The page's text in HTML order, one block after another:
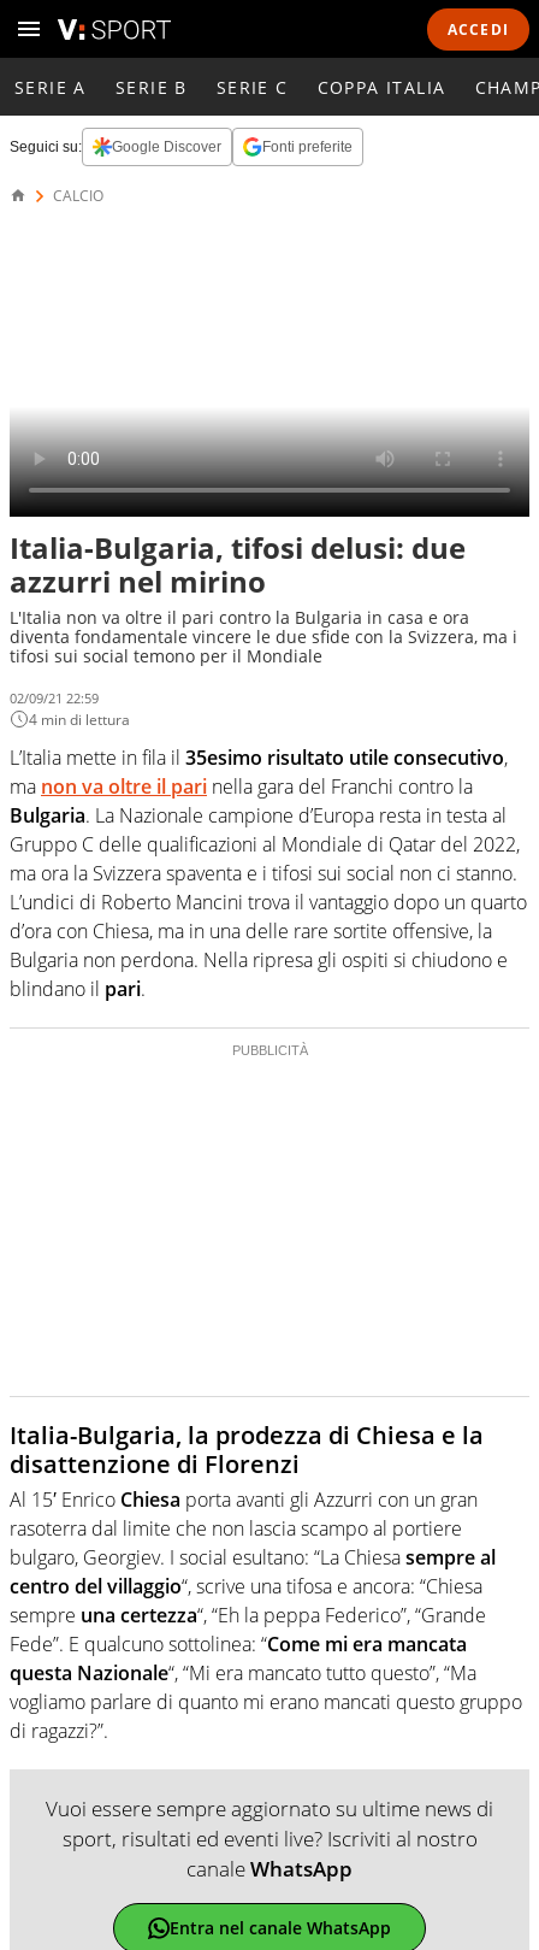
ACCEDI
SERIE A SERIE B SERIE C COPPA ITALIA
Seguici su: Google Discover Fonti preferite
CALCIO
Italia-Bulgaria, tifosi delusi: due
azzurri nel mirino
L'Italia non va oltre il pari contro la Bulgaria in casa e ora
diventa fondamentale vincere le due sfide con la Svizzera, ma i
tifosi sui social temono per il Mondiale
02/09/21 22:59
4 min di lettura
L’Italia mette in fila il 35esimo risultato utile consecutivo,
ma non va oltre il pari nella gara del Franchi contro la
Bulgaria. La Nazionale campione d’Europa resta in testa al
Gruppo C delle qualificazioni al Mondiale di Qatar del 2022,
ma ora la Svizzera spaventa e i tifosi sui social non ci stanno.
L’undici di Roberto Mancini trova il vantaggio dopo un quarto
d’ora con Chiesa, ma in una delle rare sortite offensive, la
Bulgaria non perdona. Nella ripresa gli ospiti si chiudono e
blindano il pari.
Italia-Bulgaria, la prodezza di Chiesa e la
disattenzione di Florenzi
Al 15′ Enrico Chiesa porta avanti gli Azzurri con un gran
rasoterra dal limite che non lascia scampo al portiere
bulgaro, Georgiev. I social esultano: “La Chiesasempre al
centro del villaggio“, scrive una tifosa e ancora: “Chiesa
sempre una certezza“, “Eh la peppa Federico”, “Grande
Fede”. E qualcuno sottolinea: “Come mi era mancata
questa Nazionale“, “Mi era mancato tutto questo”, “Ma
vogliamo parlare di quanto mi erano mancati questo gruppo
di ragazzi?”.
Vuoi essere sempre aggiornato su ultime news di
sport, risultati ed eventi live? Iscriviti al nostro
canaleWhatsApp
Entra nel canale WhatsApp